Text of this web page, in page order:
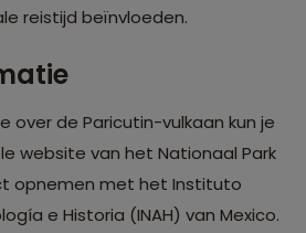
reistijd beïnvloeden.
over de Paricutin-vulkaan kun je
website van het Nationaal Park
opnemen met het Instituto
e Historia (INAH) van Mexico.